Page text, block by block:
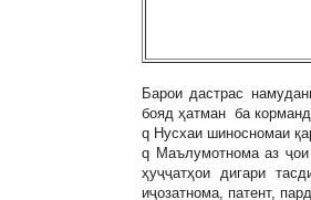
Барои дастрас
бояд ҳатман ба
q Нусхаи шиносномаи
q Маълумотнома аз
ҳуҷҷатҳои дигари
иҷозатнома, патент,